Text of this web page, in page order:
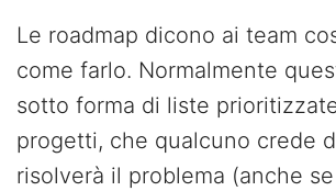
Le roadmap dicono ai team
come farlo. Normalmente
sotto forma di liste
progetti, che qualcuno crede
risolverà il problema (anche